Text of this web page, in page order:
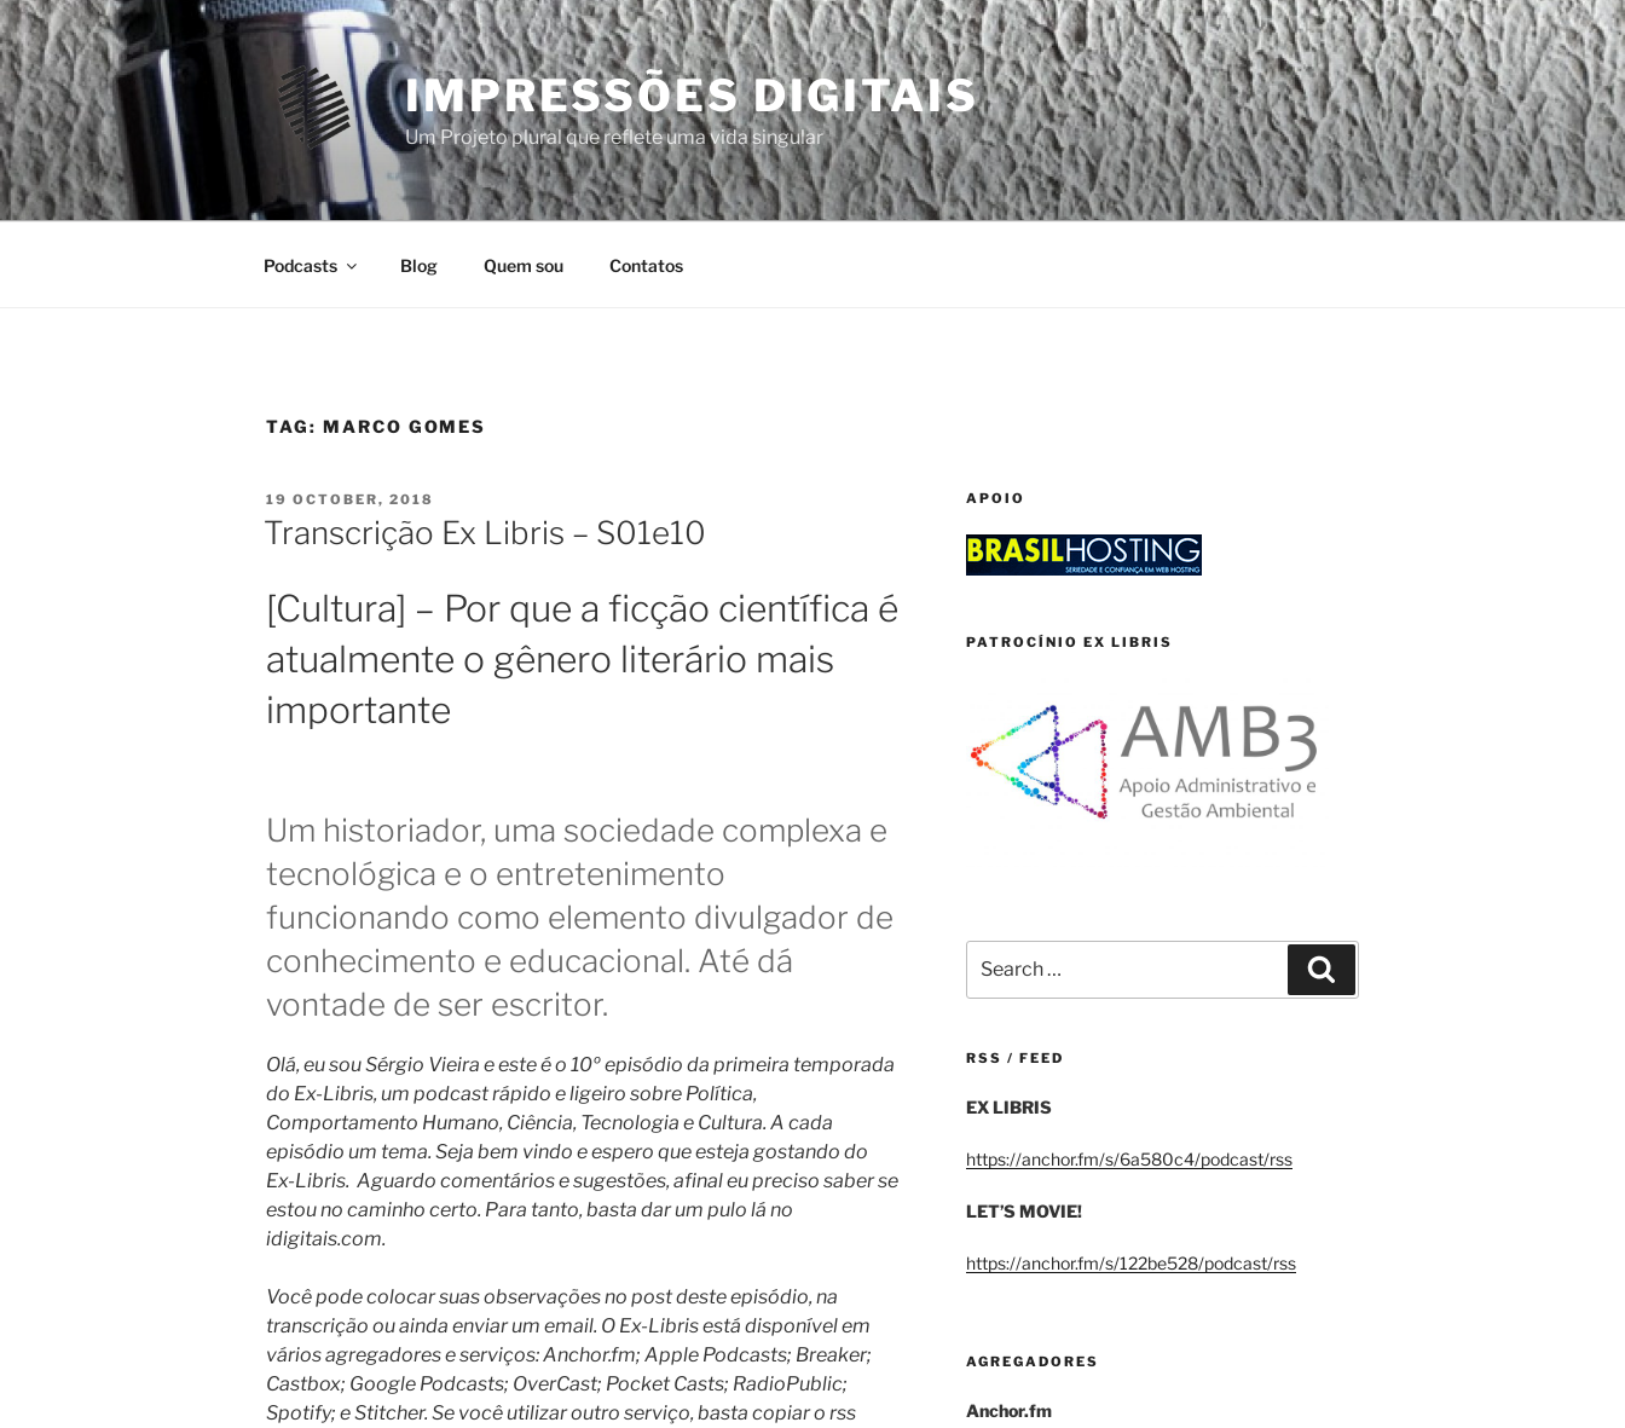
Skip
to
content
IMPRESSÕES DIGITAIS
Um Projeto plural que reflete uma vida singular
Podcasts Blog Quem sou Contatos
TAG: MARCO GOMES
POSTED
ON
19 OCTOBER, 2018
Transcrição Ex Libris – S01e10
[Cultura] – Por que a ficção científica é
atualmente o gênero literário mais
importante
Um historiador, uma sociedade complexa e
tecnológica e o entretenimento
funcionando como elemento divulgador de
conhecimento e educacional. Até dá
vontade de ser escritor.
Olá, eu sou Sérgio Vieira e este é o 10º episódio da primeira temporada
do Ex-Libris, um podcast rápido e ligeiro sobre Política,
Comportamento Humano, Ciência, Tecnologia e Cultura. A cada
episódio um tema. Seja bem vindo e espero que esteja gostando do
Ex-Libris. Aguardo comentários e sugestões, afinal eu preciso saber se
estou no caminho certo. Para tanto, basta dar um pulo lá no
idigitais.com.
Você pode colocar suas observações no post deste episódio, na
transcrição ou ainda enviar um email. O Ex-Libris está disponível em
vários agregadores e serviços: Anchor.fm; Apple Podcasts; Breaker;
Castbox; Google Podcasts; OverCast; Pocket Casts; RadioPublic;
Spotify; e Stitcher. Se você utilizar outro serviço, basta copiar o rss
APOIO
PATROCÍNIO EX LIBRIS
for:
RSS / FEED
EX LIBRIS
https://anchor.fm/s/6a580c4/podcast/rss
LET’S MOVIE!
https://anchor.fm/s/122be528/podcast/rss
AGREGADORES
Anchor.fm